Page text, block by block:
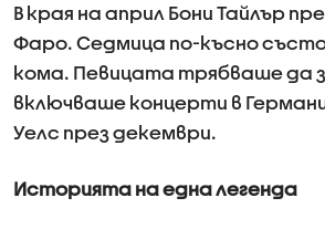
В края на април Бони Тайлър
Фаро. Седмица по-късно
кома. Певицата трябваше да
включваше концерти в
Уелс през декември.
Историята на една легенда